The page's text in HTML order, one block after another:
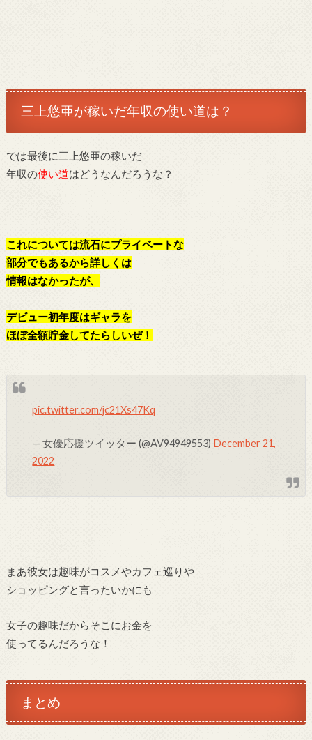
三上悠亜が稼いだ年収の使い道は？
では最後に三上悠亜の稼いだ
年収の使い道はどうなんだろうな？
これについては流石にプライベートな
部分でもあるから詳しくは
情報はなかったが、
デビュー初年度はギャラを
ほぼ全額貯金してたらしいぜ！
pic.twitter.com/jc21Xs47Kq
— 女優応援ツイッター (@AV94949553) December 21,
2022
まあ彼女は趣味がコスメやカフェ巡りや
ショッピングと言ったいかにも
女子の趣味だからそこにお金を
使ってるんだろうな！
まとめ